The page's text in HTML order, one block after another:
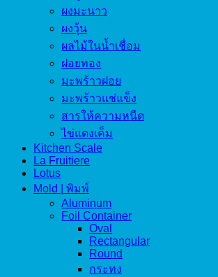
ผงมะนาว
ผงวุ้น
ผลไม้ในน้ำเชื่อม
ฝอยทอง
มะพร้าวฝอย
มะพร้าวแช่แข็ง
สารให้ความหนืด
ไข่แดงเค็ม
Kitchen Scale
La Fruitiere
Lotus
Mold | พิมพ์
Aluminum
Foil Container
Oval
Rectangular
Round
กระทง